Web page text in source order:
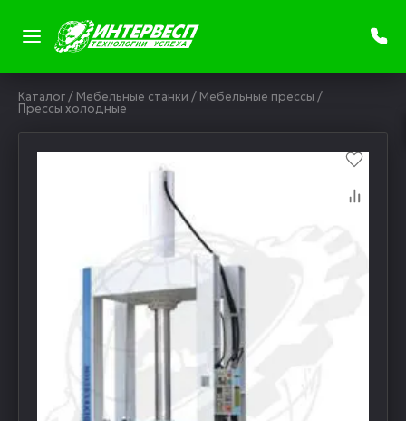
Каталог/ Мебельные станки / Мебельные прессы /
Прессы холодные